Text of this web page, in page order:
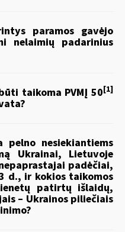
paramos gavėjo
nelaimių padarinius
taikoma PVMĮ 50[1]
nesiekiantiems
Ukrainai, Lietuvoje
padėčiai,
d., ir kokios taikomos
patirtų išlaidų,
– Ukrainos piliečiais